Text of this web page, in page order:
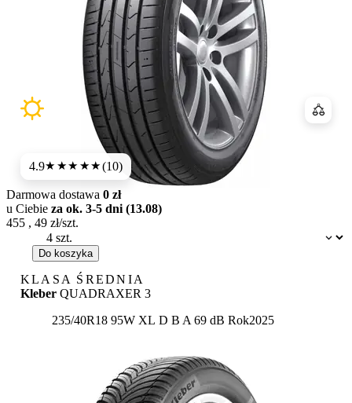
4.9★★★★★(10)
Dostępność:
Darmowa dostawa 0 zł
u Ciebie za ok. 3-5 dni (13.08)
455 , 49 zł/szt.
Do koszyka
KLASA ŚREDNIA
Kleber QUADRAXER 3
235/40R18 95W XL Etykieta:
D B A 69 dB Rok2025